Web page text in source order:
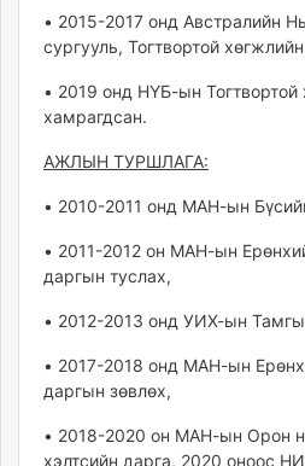
• 2015-2017 онд Австралийн
сургууль, Тогтвортой
• 2019 онд НҮБ-ын Тогтвортой
хамрагдсан.
АЖЛЫН ТУРШЛАГА:
• 2010-2011 онд МАН-ын
• 2011-2012 он МАН-ын
даргын туслах,
• 2012-2013 онд УИХ-ын
• 2017-2018 онд МАН-ын
даргын зөвлөх,
• 2018-2020 он МАН-ын Орон
хэлтсийн дарга, 2020 оноос